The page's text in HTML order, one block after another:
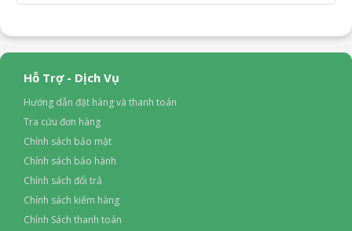
Hỗ Trợ - Dịch Vụ
Hướng dẫn đặt hàng và thanh toán
Tra cứu đơn hàng
Chính sách bảo mật
Chính sách bảo hành
Chính sách đổi trả
Chính sách kiểm hàng
Chính Sách thanh toán